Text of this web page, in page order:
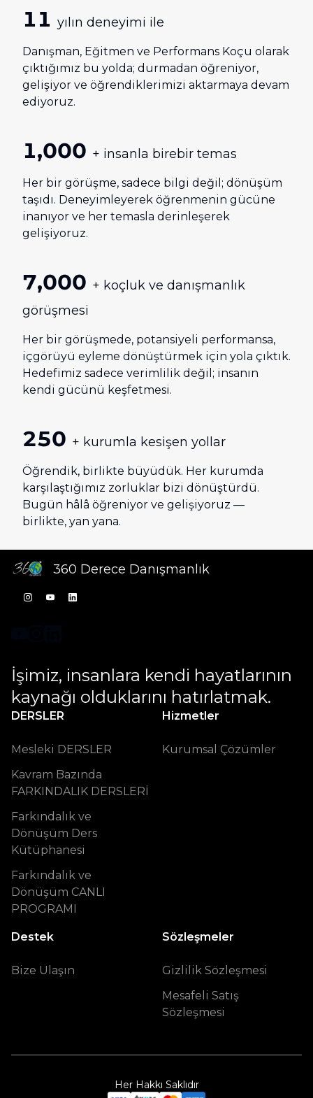
11 yılın deneyimi ile
Danışman, Eğitmen ve Performans Koçu olarak
çıktığımız bu yolda; durmadan öğreniyor,
gelişiyor ve öğrendiklerimizi aktarmaya devam
ediyoruz.
1,000 + insanla birebir temas
Her bir görüşme, sadece bilgi değil; dönüşüm
taşıdı. Deneyimleyerek öğrenmenin gücüne
inanıyor ve her temasla derinleşerek
gelişiyoruz.
7,000 + koçluk ve danışmanlık
görüşmesi
Her bir görüşmede, potansiyeli performansa,
içgörüyü eyleme dönüştürmek için yola çıktık.
Hedefimiz sadece verimlilik değil; insanın
kendi gücünü keşfetmesi.
250 + kurumla kesişen yollar
Öğrendik, birlikte büyüdük. Her kurumda
karşılaştığımız zorluklar bizi dönüştürdü.
Bugün hâlâ öğreniyor ve gelişiyoruz —
birlikte, yan yana.
360 Derece Danışmanlık
İşimiz, insanlara kendi hayatlarının
kaynağı olduklarını hatırlatmak.
DERSLER
Mesleki DERSLER
Kavram Bazında
FARKINDALIK DERSLERİ
Farkındalık ve
Dönüşüm Ders
Kütüphanesi
Farkındalık ve
Dönüşüm CANLI
PROGRAMI
Hizmetler
Kurumsal Çözümler
Destek
Bize Ulaşın
Sözleşmeler
Gizlilik Sözleşmesi
Mesafeli Satış
Sözleşmesi
Her Hakkı Saklıdır